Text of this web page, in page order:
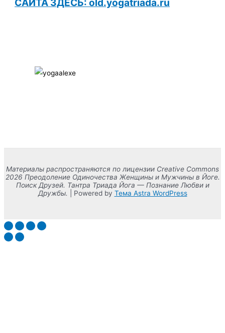
Материалы распространяются по лицензии Creative Commons
2026 Преодоление Одиночества Женщины и Мужчины в Йоге.
Поиск Друзей. Тантра Триада Йога — Познание Любви и
Дружбы. | Powered by Тема Astra WordPress